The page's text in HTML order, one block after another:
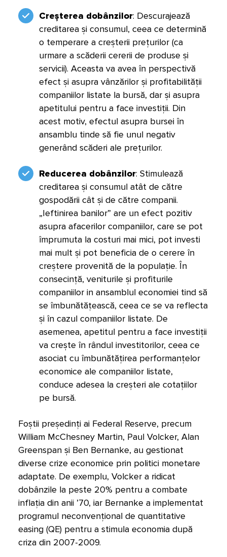
Creșterea dobânzilor: Descurajează
creditarea și consumul, ceea ce determină
o temperare a creșterii prețurilor (ca
urmare a scăderii cererii de produse și
servicii). Aceasta va avea în perspectivă
efect și asupra vânzărilor și profitabilității
companiilor listate la bursă, dar și asupra
apetitului pentru a face investiții. Din
acest motiv, efectul asupra bursei în
ansamblu tinde să fie unul negativ
generând scăderi ale prețurilor.
Reducerea dobânzilor: Stimulează
creditarea și consumul atât de către
gospodării cât și de către companii.
„Ieftinirea banilor” are un efect pozitiv
asupra afacerilor companiilor, care se pot
împrumuta la costuri mai mici, pot investi
mai mult și pot beneficia de o cerere în
creștere provenită de la populație. În
consecință, veniturile și profiturile
companiilor in ansamblul economiei tind să
se îmbunătățească, ceea ce se va reflecta
și în cazul companiilor listate. De
asemenea, apetitul pentru a face investiții
va crește în rândul investitorilor, ceea ce
asociat cu îmbunătățirea performanțelor
economice ale companiilor listate,
conduce adesea la creșteri ale cotațiilor
pe bursă.
Foștii președinți ai Federal Reserve, precum
William McChesney Martin, Paul Volcker, Alan
Greenspan și Ben Bernanke, au gestionat
diverse crize economice prin politici monetare
adaptate. De exemplu, Volcker a ridicat
dobânzile la peste 20% pentru a combate
inflația din anii ’70, iar Bernanke a implementat
programul neconvențional de quantitative
easing (QE) pentru a stimula economia după
criza din 2007-2009.